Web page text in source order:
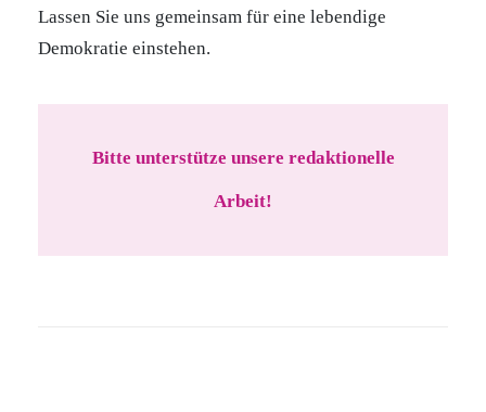
Lassen Sie uns gemeinsam für eine lebendige
Demokratie einstehen.
Bitte unterstütze unsere redaktionelle
Arbeit!